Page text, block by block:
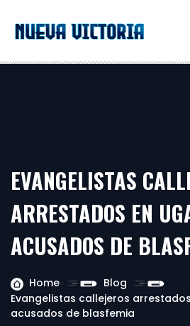
EVANGELISTAS
ARRESTADOS EN
ACUSADOS ​​DE
Home
Blog
Evangelistas callejeros
acusados ​​de blasfemia